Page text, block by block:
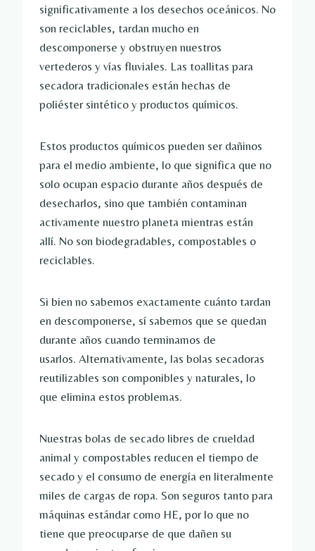
significativamente a los desechos oceánicos. No
son reciclables, tardan mucho en
descomponerse y obstruyen nuestros
vertederos y vías fluviales. Las toallitas para
secadora tradicionales están hechas de
poliéster sintético y productos químicos.
Estos productos químicos pueden ser dañinos
para el medio ambiente, lo que significa que no
solo ocupan espacio durante años después de
desecharlos, sino que también contaminan
activamente nuestro planeta mientras están
allí. No son biodegradables, compostables o
reciclables.
Si bien no sabemos exactamente cuánto tardan
en descomponerse, sí sabemos que se quedan
durante años cuando terminamos de
usarlos. Alternativamente, las bolas secadoras
reutilizables son componibles y naturales, lo
que elimina estos problemas.
Nuestras bolas de secado libres de crueldad
animal y compostables reducen el tiempo de
secado y el consumo de energía en literalmente
miles de cargas de ropa. Son seguros tanto para
máquinas estándar como HE, por lo que no
tiene que preocuparse de que dañen su